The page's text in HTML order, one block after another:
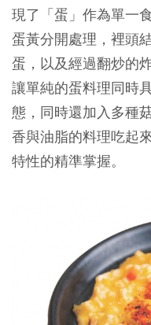
現了「蛋」作為單一
蛋黃分開處理，裡頭
蛋，以及經過翻炒的
讓單純的蛋料理同時
態，同時還加入多種
香與油脂的料理吃起
特性的精準掌握。